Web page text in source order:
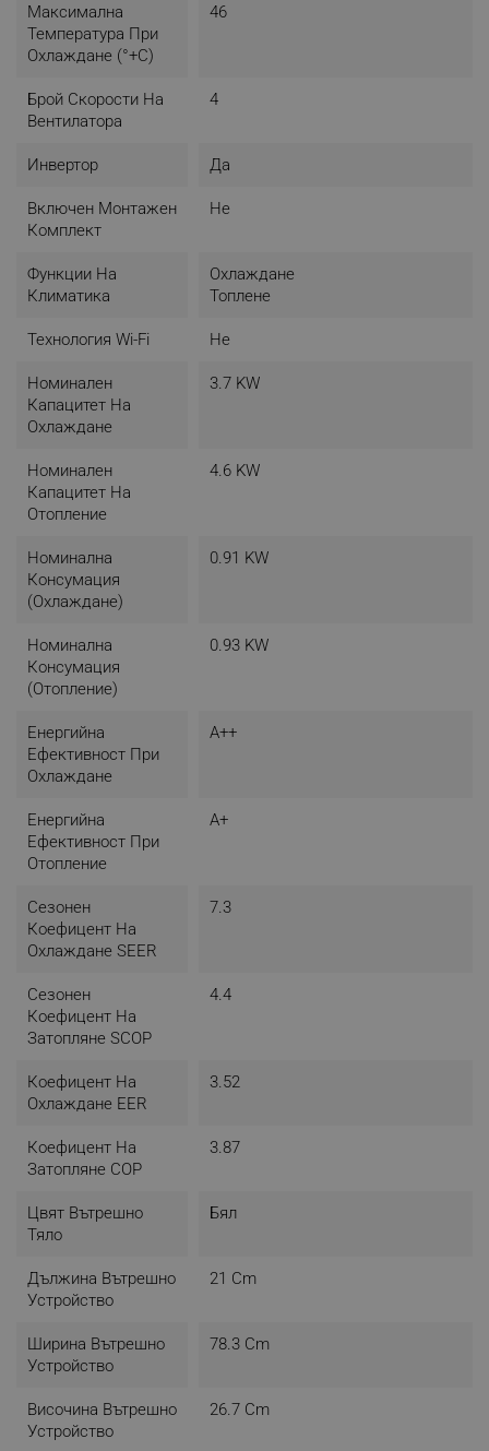
Максимална
Температура При
Охлаждане (°+C)
46
Брой Скорости На
Вентилатора
4
Инвертор Да
Включен Монтажен
Комплект
Не
Функции На
Климатика
Охлаждане
Топлене
Технология Wi-Fi Не
Номинален
Капацитет На
Охлаждане
3.7 KW
Номинален
Капацитет На
Отопление
4.6 KW
Номинална
Консумация
(охлаждане)
0.91 KW
Номинална
Консумация
(отопление)
0.93 KW
Енергийна
Ефективност При
Охлаждане
A++
Енергийна
Ефективност При
Отопление
A+
Сезонен
Коефицент На
Охлаждане SEER
7.3
Сезонен
Коефицент На
Затопляне SCOP
4.4
Коефицент На
Охлаждане EER
3.52
Коефицент На
Затопляне COP
3.87
Цвят Вътрешно
Тяло
Бял
Дължина Вътрешно
Устройство
21 Cm
Ширина Вътрешно
Устройство
78.3 Cm
Височина Вътрешно
Устройство
26.7 Cm